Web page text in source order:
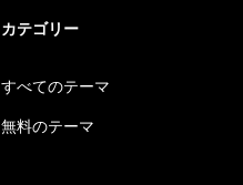
カテゴリー
すべてのテーマ
無料のテーマ